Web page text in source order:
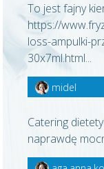
To jest fajny
https://
loss-ampulki-
30x7ml.html...
midel
Catering
naprawdę